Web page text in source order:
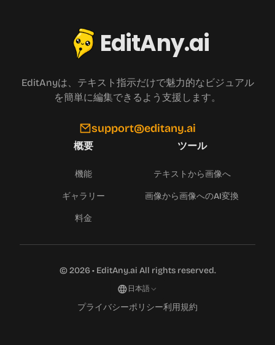
EditAny.ai
EditAnyは、テキスト指示だけで魅力的なビジュアル
を簡単に編集できるよう支援します。
support@editany.ai
概要
機能
ギャラリー
料金
ツール
テキストから画像へ
画像から画像へのAI変換
©2026• EditAny.ai All rights reserved.
日本語
プライバシーポリシー利用規約